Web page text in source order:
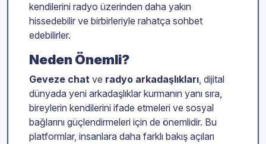
kendilerini radyo üzerinden daha yakın
hissedebilir ve birbirleriyle rahatça sohbet
edebilirler.
Neden Önemli?
Geveze chat ve radyo arkadaşlıkları, dijital
dünyada yeni arkadaşlıklar kurmanın yanı sıra,
bireylerin kendilerini ifade etmeleri ve sosyal
bağlarını güçlendirmeleri için de önemlidir. Bu
platformlar, insanlara daha farklı bakış açıları